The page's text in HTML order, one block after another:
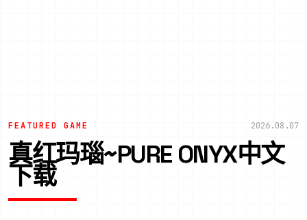
FEATURED GAME 2026.08.07
真红玛瑙~PURE ONYX中文
下载